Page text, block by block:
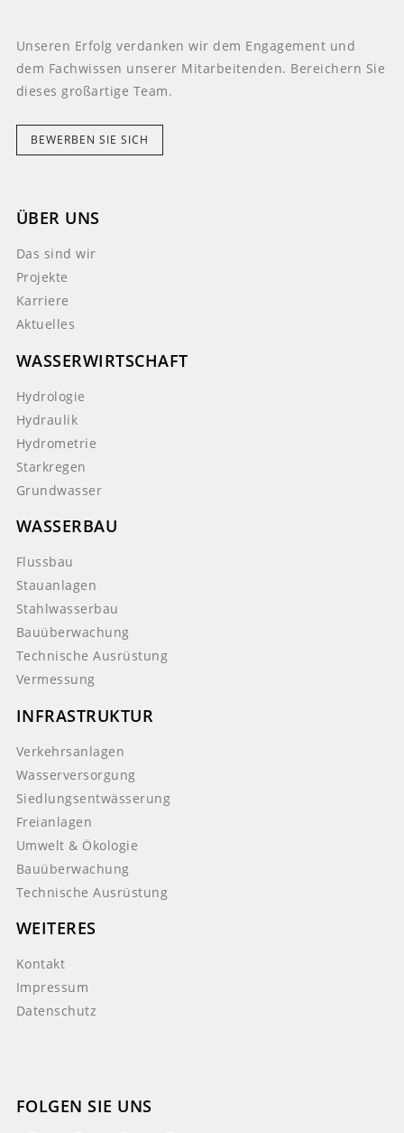
Unseren Erfolg verdanken wir dem Engagement und
dem Fachwissen unserer Mitarbeitenden. Bereichern Sie
dieses großartige Team.
BEWERBEN SIE SICH
ÜBER UNS
Das sind wir
Projekte
Karriere
Aktuelles
WASSERWIRTSCHAFT
Hydrologie
Hydraulik
Hydrometrie
Starkregen
Grundwasser
WASSERBAU
Flussbau
Stauanlagen
Stahlwasserbau
Bauüberwachung
Technische Ausrüstung
Vermessung
INFRASTRUKTUR
Verkehrsanlagen
Wasserversorgung
Siedlungsentwässerung
Freianlagen
Umwelt & Ökologie
Bauüberwachung
Technische Ausrüstung
WEITERES
Kontakt
Impressum
Datenschutz
FOLGEN SIE UNS